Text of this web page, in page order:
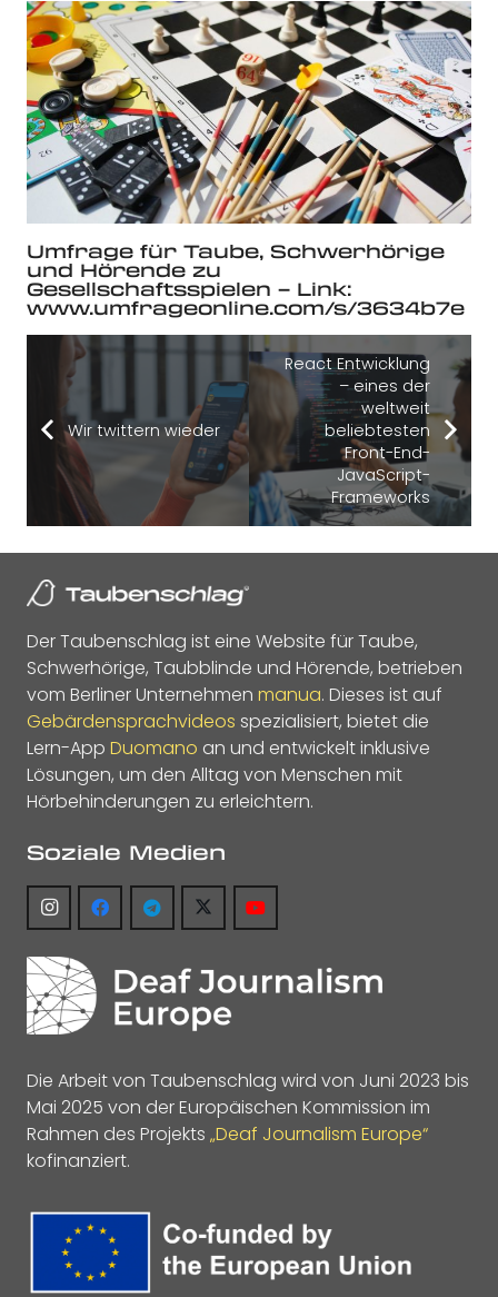
Umfrage für Taube, Schwerhörige
und Hörende zu
Gesellschaftsspielen – Link:
www.umfrageonline.com/s/3634b7e
Wir twittern wieder
React Entwicklung
– eines der
weltweit
beliebtesten
Front-End-
JavaScript-
Frameworks
Der Taubenschlag ist eine Website für Taube,
Schwerhörige, Taubblinde und Hörende, betrieben
vom Berliner Unternehmen manua. Dieses ist auf
Gebärdensprachvideos spezialisiert, bietet die
Lern-App Duomano an und entwickelt inklusive
Lösungen, um den Alltag von Menschen mit
Hörbehinderungen zu erleichtern.
Soziale Medien
Die Arbeit von Taubenschlag wird von Juni 2023 bis
Mai 2025 von der Europäischen Kommission im
Rahmen des Projekts „Deaf Journalism Europe“
kofinanziert.